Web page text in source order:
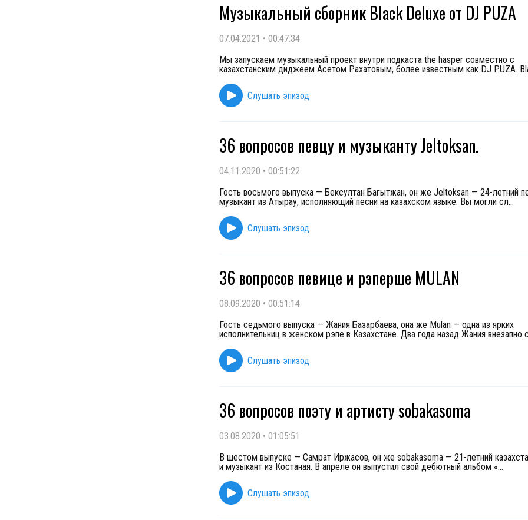
Музыкальный сборник Black Deluxe от DJ PUZA
07.04.2021 • 00:47:34
Мы запускаем музыкальный проект внутри подкаста the hasper совместно с
казахстанским диджеем Асетом Рахатовым, более известным как DJ PUZA.
Слушать эпизод
36 вопросов певцу и музыканту Jeltoksan.
04.11.2020 • 00:51:22
Гость восьмого выпуска — Бексултан Багытжан, он же Jeltoksan — 24-летний
музыкант из Атырау, исполняющий песни на казахском языке. Вы могли сл...
Слушать эпизод
36 вопросов певице и рэперше MULAN
08.09.2020 • 00:51:14
Гость седьмого выпуска — Жания Базарбаева, она же Mulan — одна из ярких
исполнительниц в женском рэпе в Казахстане. Два года назад Жания внезапно
Слушать эпизод
36 вопросов поэту и артисту sobakasoma
03.08.2020 • 01:05:51
В шестом выпуске — Самрат Иржасов, он же sobakasoma — 21-летний
и музыкант из Костаная. В апреле он выпустил свой дебютный альбом «...
Слушать эпизод